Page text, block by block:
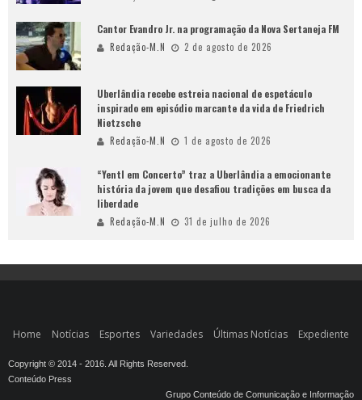
Cantor Evandro Jr. na programação da Nova Sertaneja FM
Redação-M.N 2 de agosto de 2026
Uberlândia recebe estreia nacional de espetáculo
inspirado em episódio marcante da vida de Friedrich
Nietzsche
Redação-M.N 1 de agosto de 2026
“Yentl em Concerto” traz a Uberlândia a emocionante
história da jovem que desafiou tradições em busca da
liberdade
Redação-M.N 31 de julho de 2026
Home Notícias Esportes Variedades Últimas Notícias Expediente
Copyright © 2014 - 2016. All Rights Reserved.
Conteúdo Press
Grupo Conteúdo de Comunicação e Informação